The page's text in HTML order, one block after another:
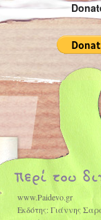
www.Paidevo.gr
Εκδότης: Γιάννης